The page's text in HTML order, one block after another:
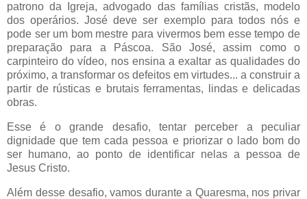
patrono da Igreja, advogado das famílias cristãs, modelo
dos operários. José deve ser exemplo para todos nós e
pode ser um bom mestre para vivermos bem esse tempo de
preparação para a Páscoa. São José, assim como o
carpinteiro do vídeo, nos ensina a exaltar as qualidades do
próximo, a transformar os defeitos em virtudes... a construir a
partir de rústicas e brutais ferramentas, lindas e delicadas
obras.
Esse é o grande desafio, tentar perceber a peculiar
dignidade que tem cada pessoa e priorizar o lado bom do
ser humano, ao ponto de identificar nelas a pessoa de
Jesus Cristo.
Além desse desafio, vamos durante a Quaresma, nos privar